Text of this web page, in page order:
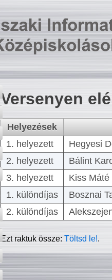
Versenyen
Helyezések
1. helyezett
Hegyesi
2. helyezett
Bálint
3. helyezett
Kiss
1. különdíjas
Bosznai
2. különdíjas
Ezt raktuk össze:Töltsd le!.